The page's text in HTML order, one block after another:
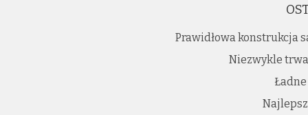
Prawidłowa konstrukcja
Niezwykle